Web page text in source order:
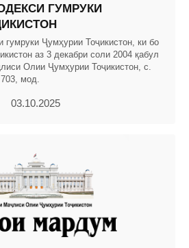
ГУМРУКИ
Ҷумҳурии Тоҷикистон, ки бо
аз 3 декабри соли 2004 қабул
Олии Ҷумҳурии Тоҷикистон, с.
мод.
03.10.2025